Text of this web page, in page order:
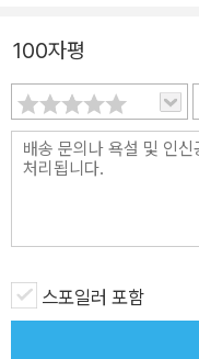
100자평
스포일러 포함